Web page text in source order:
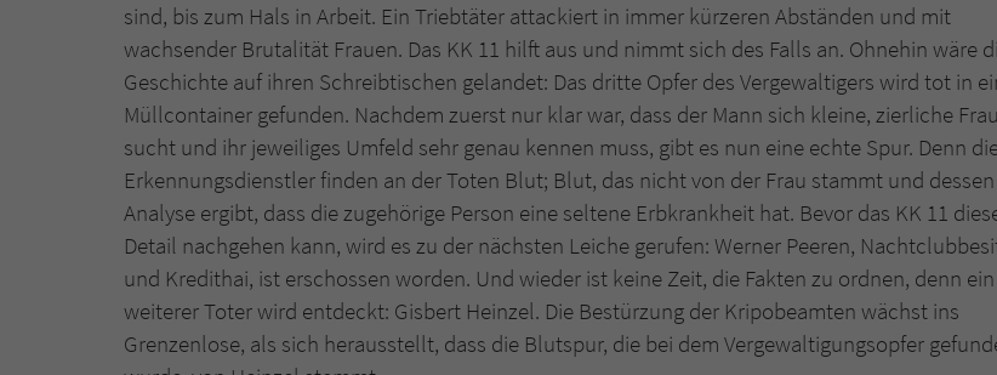
sind, bis zum Hals in Arbeit. Ein Triebtäter attackiert in immer kürzeren Abständen und mit
wachsender Brutalität Frauen. Das KK 11 hilft aus und nimmt sich des Falls an. Ohnehin wäre
Geschichte auf ihren Schreibtischen gelandet: Das dritte Opfer des Vergewaltigers wird tot in
Müllcontainer gefunden. Nachdem zuerst nur klar war, dass der Mann sich kleine, zierliche
sucht und ihr jeweiliges Umfeld sehr genau kennen muss, gibt es nun eine echte Spur. Denn
Erkennungsdienstler finden an der Toten Blut; Blut, das nicht von der Frau stammt und dessen
Analyse ergibt, dass die zugehörige Person eine seltene Erbkrankheit hat. Bevor das KK 11
Detail nachgehen kann, wird es zu der nächsten Leiche gerufen: Werner Peeren,
und Kredithai, ist erschossen worden. Und wieder ist keine Zeit, die Fakten zu ordnen, denn ein
weiterer Toter wird entdeckt: Gisbert Heinzel. Die Bestürzung der Kripobeamten wächst ins
Grenzenlose, als sich herausstellt, dass die Blutspur, die bei dem Vergewaltigungsopfer
Name tx_pwcomments_ahash
Anbieter Literatur-Couch Medien GmbH & Co. KG
Laufzeit
Zweck Cookie für Kommentare einzelner Buchtitel
Name fe_typo_user
Anbieter Literatur-Couch Medien GmbH & Co. KG